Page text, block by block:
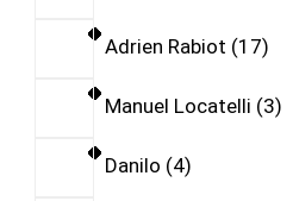
Adrien Rabiot 17
Manuel Locatelli 3
Danilo 4